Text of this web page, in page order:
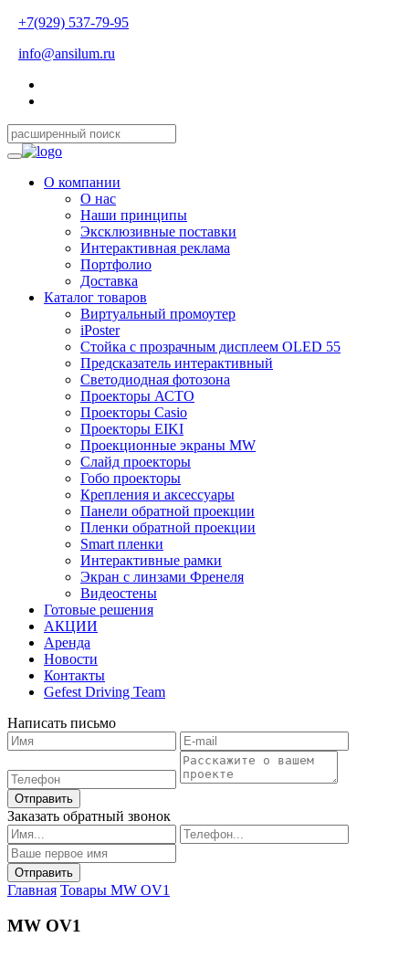
+7(929) 537-79-95
info@ansilum.ru
О компании
О нас
Наши принципы
Эксклюзивные поставки
Интерактивная реклама
Портфолио
Доставка
Каталог товаров
Виртуальный промоутер
iPoster
Стойка с прозрачным дисплеем OLED 55
Предсказатель интерактивный
Светодиодная фотозона
Проекторы АСТО
Проекторы Casio
Проекторы EIKI
Проекционные экраны MW
Слайд проекторы
Гобо проекторы
Крепления и аксессуары
Панели обратной проекции
Пленки обратной проекции
Smart пленки
Интерактивные рамки
Экран с линзами Френеля
Видеостены
Готовые решения
АКЦИИ
Аренда
Новости
Контакты
Gefest Driving Team
Написать письмо
Отправить
Заказать обратный звонок
Главная Товары MW OV1
MW OV1